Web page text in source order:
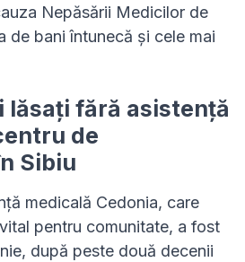
Nepăsării Medicilor de
de bani întunecă și cele mai
lăsați fără asistență
de
Sibiu
medicală Cedonia, care
pentru comunitate, a fost
după peste două decenii